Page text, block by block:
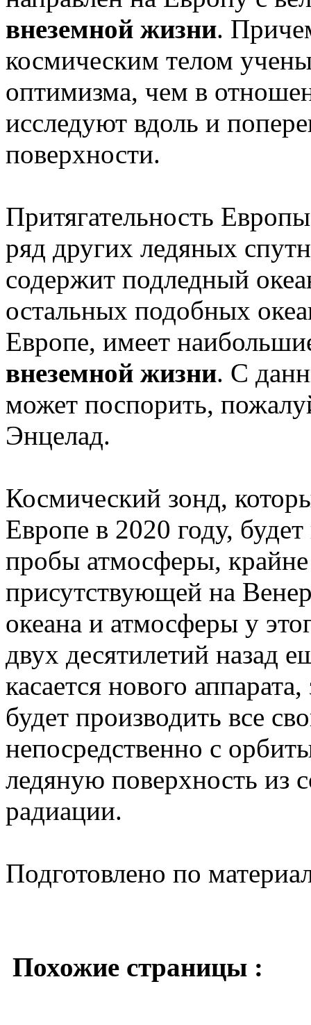
внеземной жизни.
космическим телом
оптимизма, чем в
исследуют вдоль и
поверхности.
Притягательность
ряд других ледяных
содержит подледный
остальных подобных
Европе, имеет
внеземной жизни. С
может поспорить,
Энцелад.
Космический зонд,
Европе в 2020 году,
пробы атмосферы,
присутствующей на
океана и атмосферы у
двух десятилетий назад
касается нового
будет производить все
непосредственно с
ледяную поверхность из
радиации.
Подготовлено по
Похожие страницы :